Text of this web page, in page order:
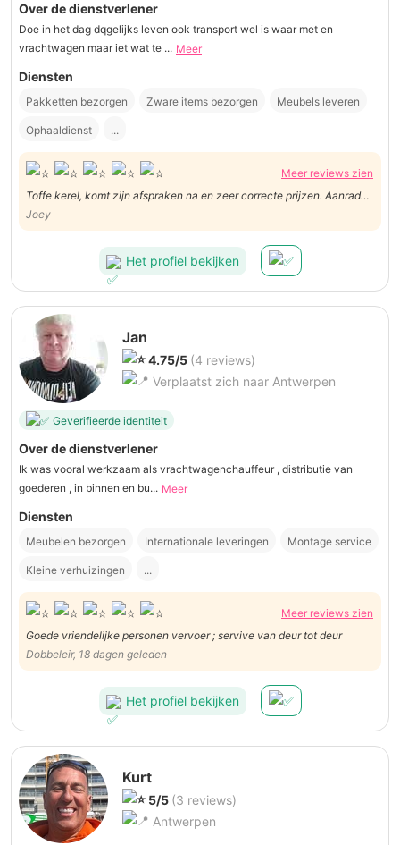
Over de dienstverlener
Doe in het dag dqgelijks leven ook transport wel is waar met en
vrachtwagen maar iet wat te ... Meer
Diensten
Pakketten bezorgen Zware items bezorgen Meubels leveren
Ophaaldienst ...
Meer reviews zien
Toffe kerel, komt zijn afspraken na en zeer correcte prijzen. Aanrader,
merci Glenn!
Joey
Het profiel bekijken
Jan
4.75/5 (4 reviews)
Verplaatst zich naar Antwerpen
Geverifieerde identiteit
Over de dienstverlener
Ik was vooral werkzaam als vrachtwagenchauffeur , distributie van
goederen , in binnen en bu... Meer
Diensten
Meubelen bezorgen Internationale leveringen Montage service
Kleine verhuizingen ...
Meer reviews zien
Goede vriendelijke personen vervoer ; servive van deur tot deur
Dobbeleir, 18 dagen geleden
Het profiel bekijken
Kurt
5/5 (3 reviews)
Antwerpen